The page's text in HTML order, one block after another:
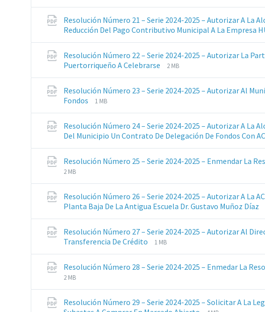
Resolución Número 21 – Serie 2024-2025 – Autorizar A La
Reducción Del Pago Contributivo Municipal A La Empresa
Resolución Número 22 – Serie 2024-2025 – Autorizar La
Puertorriqueño A Celebrarse
Extensiones
pdf
Tamaño
2 MB
Resolución Número 23 – Serie 2024-2025 – Autorizar Al
Fondos
Extensiones
pdf
Tamaño
archive:
1 MB
Resolución Número 24 – Serie 2024-2025 – Autorizar A La
Del Municipio Un Contrato De Delegación De Fondos Con
Resolución Número 25 – Serie 2024-2025 – Enmendar La
2 MB
Resolución Número 26 – Serie 2024-2025 – Autorizar A La
Planta Baja De La Antigua Escuela Dr. Gustavo Muñoz Díaz
Resolución Número 27 – Serie 2024-2025 – Autorizar Al
Transferencia De Crédito
Extensiones
pdf
Tamaño
1 MB
Resolución Número 28 – Serie 2024-2025 – Enmedar La
2 MB
Resolución Número 29 – Serie 2024-2025 – Solicitar A La